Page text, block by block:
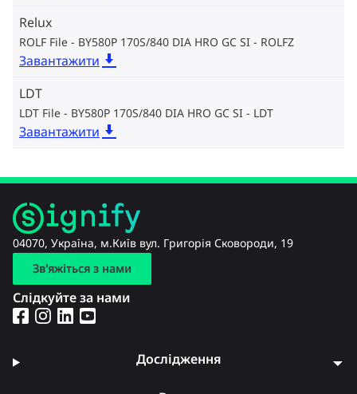
Relux
ROLF File - BY580P 170S/840 DIA HRO GC SI ROLFZ
Завантажити
LDT
LDT File - BY580P 170S/840 DIA HRO GC SI LDT
Завантажити
04070, Україна, м.Київ вул. Григорія Сковороди, 19
Зв'яжіться з нами
Слідкуйте за нами
Дослідження